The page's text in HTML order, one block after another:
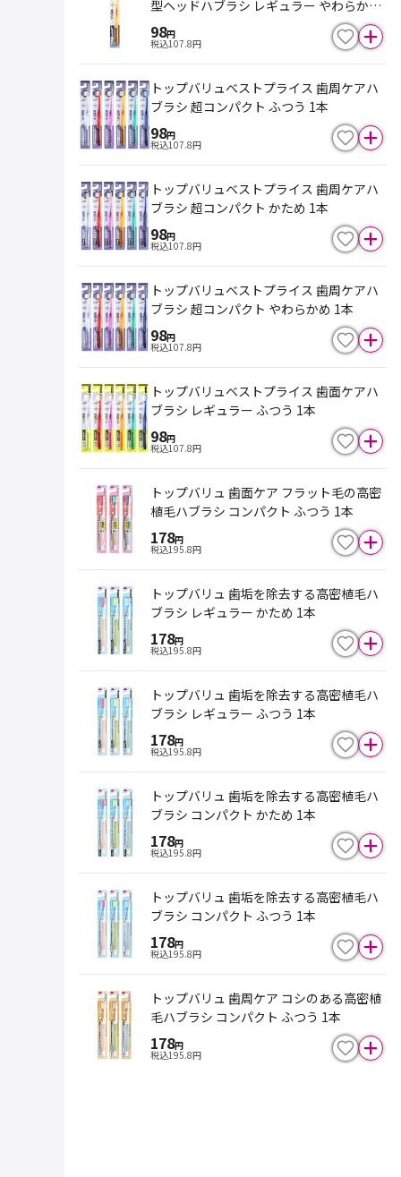
型ヘッドハブラシ レギュラー やわらかめ
1本
98円
税込107.8円
トップバリュベストプライス 歯周ケアハ
ブラシ 超コンパクト ふつう 1本
98円
税込107.8円
トップバリュベストプライス 歯周ケアハ
ブラシ 超コンパクト かため 1本
98円
税込107.8円
トップバリュベストプライス 歯周ケアハ
ブラシ 超コンパクト やわらかめ 1本
98円
税込107.8円
トップバリュベストプライス 歯面ケアハ
ブラシ レギュラー ふつう 1本
98円
税込107.8円
トップバリュ 歯面ケア フラット毛の高密
植毛ハブラシ コンパクト ふつう 1本
178円
税込195.8円
トップバリュ 歯垢を除去する高密植毛ハ
ブラシ レギュラー かため 1本
178円
税込195.8円
トップバリュ 歯垢を除去する高密植毛ハ
ブラシ レギュラー ふつう 1本
178円
税込195.8円
トップバリュ 歯垢を除去する高密植毛ハ
ブラシ コンパクト かため 1本
178円
税込195.8円
トップバリュ 歯垢を除去する高密植毛ハ
ブラシ コンパクト ふつう 1本
178円
税込195.8円
トップバリュ 歯周ケア コシのある高密植
毛ハブラシ コンパクト ふつう 1本
178円
税込195.8円